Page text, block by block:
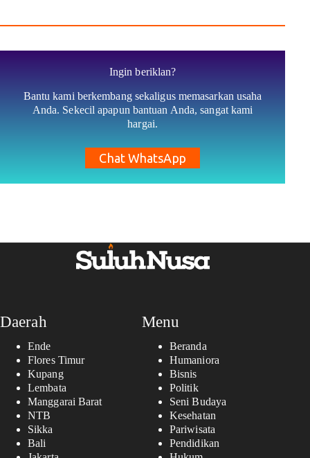
Ingin beriklan?
Bantu kami berkembang sekaligus memasarkan usaha
Anda. Sekecil apapun bantuan Anda, sangat kami
hargai.
Chat WhatsApp
Daerah
Ende
Flores Timur
Kupang
Lembata
Manggarai Barat
NTB
Sikka
Bali
Menu
Beranda
Humaniora
Bisnis
Politik
Seni Budaya
Kesehatan
Pariwisata
Pendidikan